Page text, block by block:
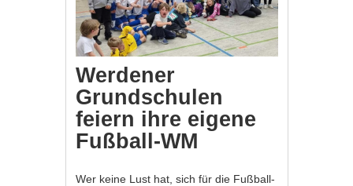
Werdener
Grundschulen
feiern ihre eigene
Fußball-WM
Wer keine Lust hat, sich für die Fußball-